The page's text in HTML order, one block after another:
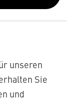
unseren
Sie
und